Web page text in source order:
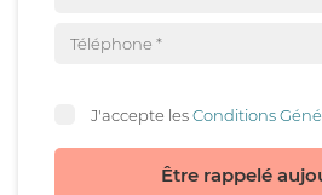
J'accepte lesConditions
Être rappelé